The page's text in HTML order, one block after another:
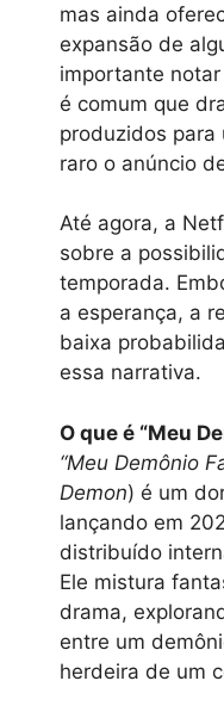
mas ainda
expansão de
importante
é comum que
produzidos para
raro o anúncio
Até agora, a
sobre a
temporada.
a esperança, a
baixa
essa narrativa.
O que é “Meu
“Meu Demônio
Demon) é um
lançando em
distribuído
Ele mistura
drama,
entre um
herdeira de um